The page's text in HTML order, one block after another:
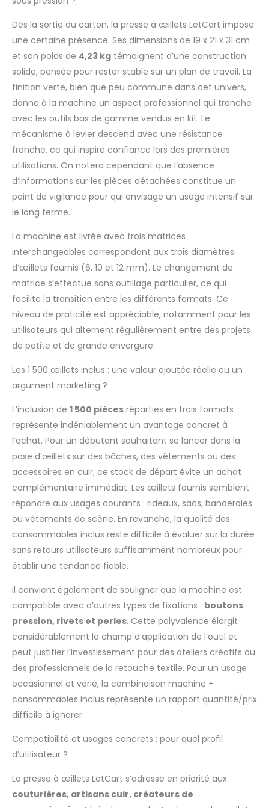
d'œillet presse
manuelle il est
robuste et durable,
haute dureté et haute
précision.
【Fixer
des rivets, des
boutons, des
goujons】 : La
machine à œillets est
livrée avec trois
ensembles de moules
de poinçonnage pour
une utilisation
pratique, utilisée pour
la fixation de rivets,
mm】 : Le jeu de
presses à œillets
permet d'obtenir un
total de 1500 œillets
de 6 mm, 10 mm et 12
mm, que vous pouvez
utiliser pour de
nombreux projets.
【Wide Applications】
à main Applicable
auvents, les affiches,
les rideaux, le
scrapbooking, les
corsets, les ceintures,
les sacs, les
chaussures, etc.
Dès la sortie du carton, la presse à œillets LetCart impose
une certaine présence. Ses dimensions de 19 x 21 x 31 cm
et son poids de 4,23 kg témoignent d’une construction
solide, pensée pour rester stable sur un plan de travail. La
finition verte, bien que peu commune dans cet univers,
donne à la machine un aspect professionnel qui tranche
avec les outils bas de gamme vendus en kit. Le
mécanisme à levier descend avec une résistance
franche, ce qui inspire confiance lors des premières
utilisations. On notera cependant que l’absence
d’informations sur les pièces détachées constitue un
point de vigilance pour qui envisage un usage intensif sur
le long terme.
La machine est livrée avec trois matrices
interchangeables correspondant aux trois diamètres
d’œillets fournis (6, 10 et 12 mm). Le changement de
matrice s’effectue sans outillage particulier, ce qui
facilite la transition entre les différents formats. Ce
niveau de praticité est appréciable, notamment pour les
utilisateurs qui alternent régulièrement entre des projets
de petite et de grande envergure.
Les 1 500 œillets inclus : une valeur ajoutée réelle ou un
argument marketing ?
L’inclusion de 1 500 pièces réparties en trois formats
représente indéniablement un avantage concret à
l’achat. Pour un débutant souhaitant se lancer dans la
pose d’œillets sur des bâches, des vêtements ou des
accessoires en cuir, ce stock de départ évite un achat
complémentaire immédiat. Les œillets fournis semblent
répondre aux usages courants : rideaux, sacs, banderoles
ou vêtements de scène. En revanche, la qualité des
consommables inclus reste difficile à évaluer sur la durée
sans retours utilisateurs suffisamment nombreux pour
établir une tendance fiable.
Il convient également de souligner que la machine est
compatible avec d’autres types de fixations : boutons
pression, rivets et perles. Cette polyvalence élargit
considérablement le champ d’application de l’outil et
peut justifier l’investissement pour des ateliers créatifs ou
des professionnels de la retouche textile. Pour un usage
occasionnel et varié, la combinaison machine +
consommables inclus représente un rapport quantité/prix
difficile à ignorer.
Compatibilité et usages concrets : pour quel profil
d’utilisateur ?
La presse à œillets LetCart s’adresse en priorité aux
couturières, artisans cuir, créateurs de